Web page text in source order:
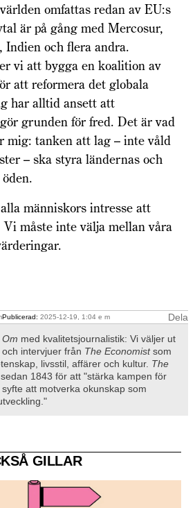
omfattas redan av EU:s
är på gång med Mercosur,
Indien och flera andra.
vi att bygga en koalition av
att reformera det globala
har alltid ansett att
grunden för fred. Det är vad
mig: tanken att lag – inte våld
– ska styra ländernas och
människors intresse att
måste inte välja mellan våra
Publicerad: 2025-12-19, 1:04 e m
Dela
med kvalitetsjournalistik: Vi väljer ut
intervjuer från The Economistsom
livsstil, affärer och kultur. The
1843 för att "stärka kampen för
att motverka okunskap som
GILLAR